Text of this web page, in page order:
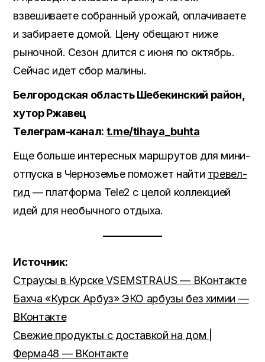
взвешиваете собранный урожай, оплачиваете
и забираете домой. Цену обещают ниже
рыночной. Сезон длится с июня по октябрь.
Сейчас идет сбор малины.
Белгородская область Шебекинский район,
хутор Ржавец
Телеграм-канал: t.me/tihaya_buhta
Еще больше интересных маршрутов для мини-
отпуска в Черноземье поможет найти тревел-
гид— платформа Tele2 с целой коллекцией
идей для необычного отдыха.
Источник:
Страусы в Курске VSEMSTRAUS — ВКонтакте
Бахча «Курск Арбуз» ЭКО арбузы без химии —
ВКонтакте
Свежие продукты с доставкой на дом |
Ферма48 — ВКонтакте